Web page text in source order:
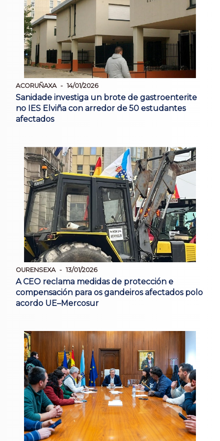
ACORUÑAXA 14/01/2026
Sanidade investiga un brote de gastroenterite
no IES Elviña con arredor de 50 estudantes
afectados
OURENSEXA 13/01/2026
A CEO reclama medidas de protección e
compensación para os gandeiros afectados polo
acordo UE–Mercosur